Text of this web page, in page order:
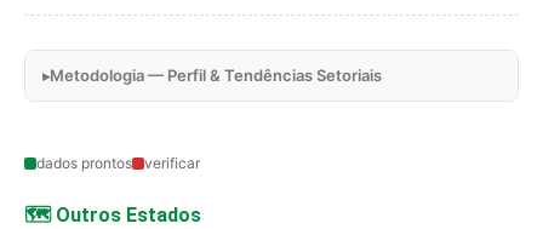
Metodologia — Perfil & Tendências Setoriais
dados prontos verificar
🗺️ Outros Estados